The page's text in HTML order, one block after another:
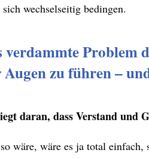
wechselseitig bedingen.
verdammte Problem
zu führen –
daran, dass Verstand und
wäre, wäre es ja total einfach,